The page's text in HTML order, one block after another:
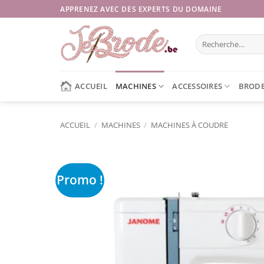
au
APPRENEZ AVEC DES EXPERTS DU DOMAINE
Recherche
pour :
ACCUEIL MACHINES ACCESSOIRES
ACCUEIL / MACHINES / MACHINES À COUDRE
Promo !